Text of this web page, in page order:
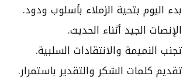
بدء اليوم بتحية الزملاء بأسلوب ودود.
الإنصات الجيد أثناء الحديث.
تجنب النميمة والانتقادات السلبية.
تقديم كلمات الشكر والتقدير باستمرار.